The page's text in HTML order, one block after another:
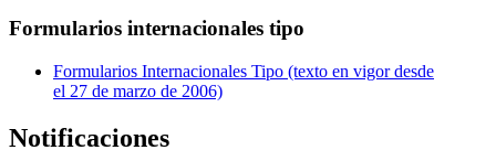
Formularios internacionales tipo
Formularios Internacionales Tipo (texto en vigor desde
el 27 de marzo de 2006)
Notificaciones